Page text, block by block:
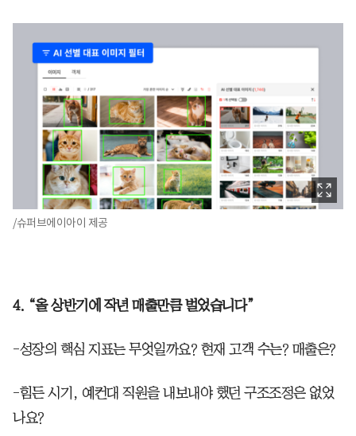
/슈퍼브에이아이 제공
4. “올 상반기에 작년 매출만큼 벌었습니다”
-성장의 핵심 지표는 무엇일까요? 현재 고객 수는? 매출은?
-힘든 시기, 예컨대 직원을 내보내야 했던 구조조정은 없었
나요?